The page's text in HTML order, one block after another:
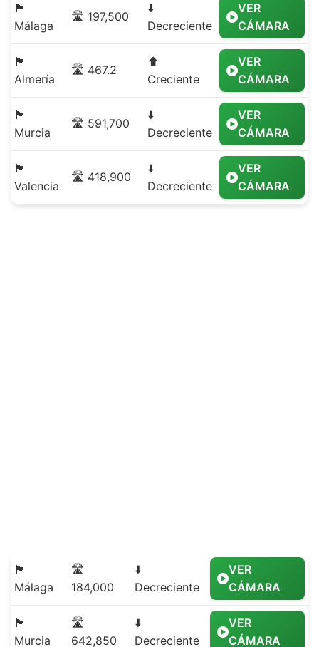
🏴
Málaga
🛣️ 197,500
⬇️
Decreciente
VER
CÁMARA
🏴
Almería
🛣️ 467.2
⬆️
Creciente
VER
CÁMARA
🏴
Murcia
🛣️ 591,700
⬇️
Decreciente
VER
CÁMARA
🏴
Valencia
🛣️ 418,900
⬇️
Decreciente
VER
CÁMARA
🏴
Málaga
🛣️
184,000
⬇️
Decreciente
VER
CÁMARA
🏴
Murcia
🛣️
642,850
⬇️
Decreciente
VER
CÁMARA